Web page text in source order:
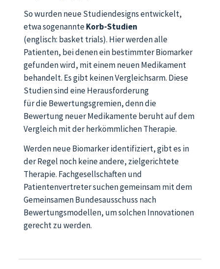
So wurden neue Studiendesigns entwickelt,
etwa sogenannteKorb-Studien
(englisch: basket trials). Hier werden alle
Patienten, bei denen ein bestimmter Biomarker
gefunden wird, mit einem neuen Medikament
behandelt. Es gibt keinen Vergleichsarm. Diese
Studien sind eine Herausforderung
für die Bewertungsgremien, denn die
Bewertung neuer Medikamente beruht auf dem
Vergleich mit der herkömmlichen Therapie.
Werden neue Biomarker identifiziert, gibt es in
der Regel noch keine andere, zielgerichtete
Therapie. Fachgesellschaften und
Patientenvertreter suchen gemeinsam mit dem
Gemeinsamen Bundesausschuss nach
Bewertungsmodellen, um solchen Innovationen
gerecht zu werden.